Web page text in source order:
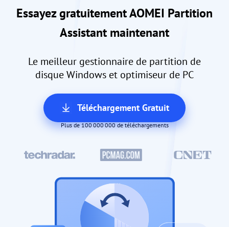
Essayez gratuitement AOMEI Partition
Assistant maintenant
Le meilleur gestionnaire de partition de
disque Windows et optimiseur de PC
Téléchargement Gratuit
Plus de 100 000 000 de téléchargements